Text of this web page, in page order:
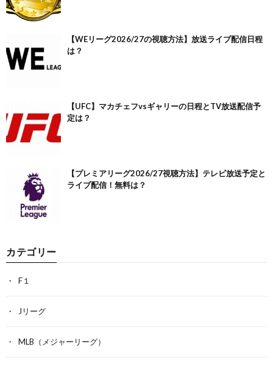
【WEリーグ2026/27の視聴方法】放送ライブ配信日程
は？
【UFC】マカチェフvsギャリーの日程とTV放送配信予
定は？
【プレミアリーグ2026/27視聴方法】テレビ放送予定と
ライブ配信！無料は？
カテゴリー
F１
Jリーグ
MLB（メジャーリーグ）